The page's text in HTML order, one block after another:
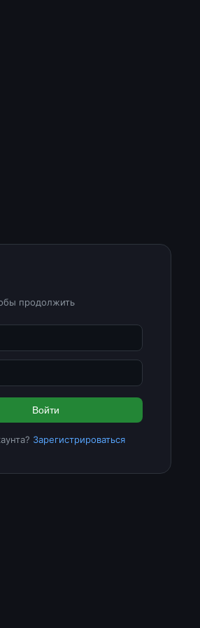
продолжить
Войти
Зарегистрироваться